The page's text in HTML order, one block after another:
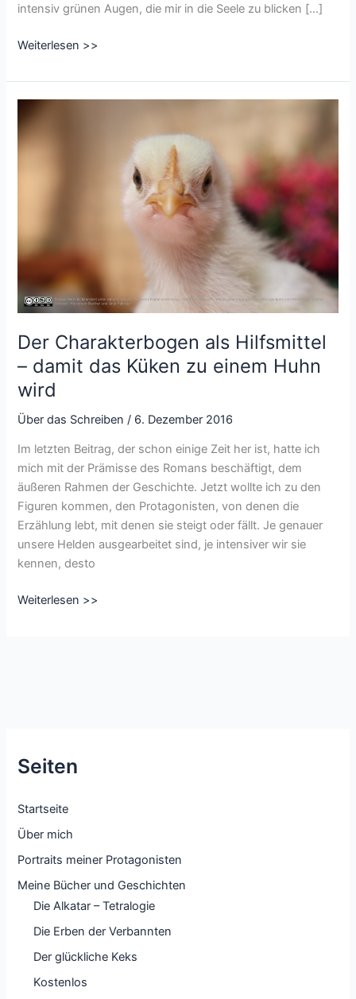
intensiv grünen Augen, die mir in die Seele zu blicken […]
Interview
Alvan
aus
Alkatar-
Katharsis
Weiterlesen >>
Der Charakterbogen als Hilfsmittel
– damit das Küken zu einem Huhn
wird
Über das Schreiben / 6. Dezember 2016
Im letzten Beitrag, der schon einige Zeit her ist, hatte ich
mich mit der Prämisse des Romans beschäftigt, dem
äußeren Rahmen der Geschichte. Jetzt wollte ich zu den
Figuren kommen, den Protagonisten, von denen die
Erzählung lebt, mit denen sie steigt oder fällt. Je genauer
unsere Helden ausgearbeitet sind, je intensiver wir sie
kennen, desto
Der
einem
wird
Weiterlesen >>
Seiten
Startseite
Über mich
Portraits meiner Protagonisten
Meine Bücher und Geschichten
Die Alkatar – Tetralogie
Die Erben der Verbannten
Der glückliche Keks
Kostenlos